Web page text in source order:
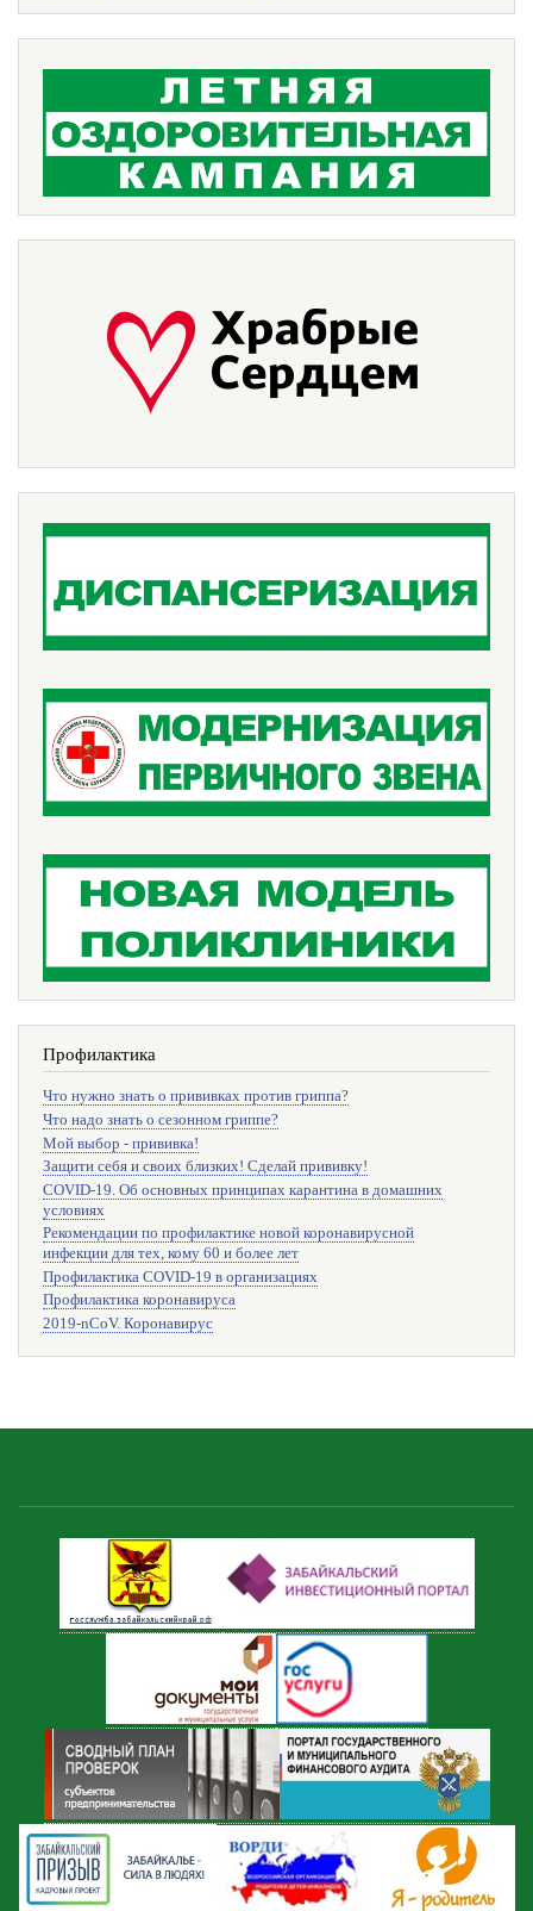
Профилактика
Что нужно знать о прививках против гриппа?
Что надо знать о сезонном гриппе?
Мой выбор - прививка!
Защити себя и своих близких! Сделай прививку!
COVID-19. Об основных принципах карантина в домашних
условиях
Рекомендации по профилактике новой коронавирусной
инфекции для тех, кому 60 и более лет
Профилактика COVID-19 в организациях
Профилактика коронавируса
2019-nCoV. Коронавирус